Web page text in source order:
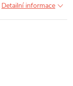
Detailní informace